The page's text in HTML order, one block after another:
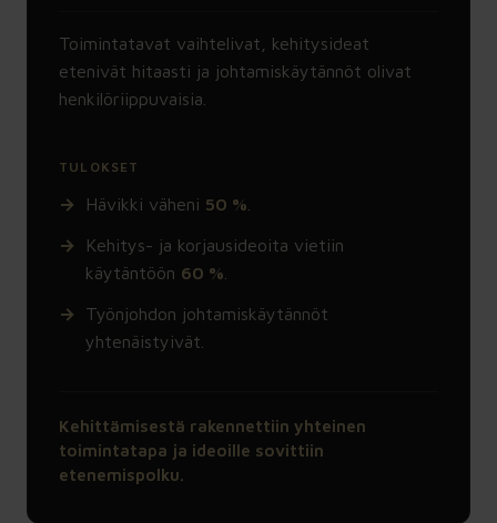
Toimintatavat vaihtelivat, kehitysideat
etenivät hitaasti ja johtamiskäytännöt olivat
henkilöriippuvaisia.
TULOKSET
Hävikki väheni 50 %
Kehitys- ja korjausideoita vietiin
käytäntöön 60 %
Työnjohdon johtamiskäytännöt
yhtenäistyivät.
Kehittämisestä rakennettiin yhteinen
toimintatapa ja ideoille sovittiin
etenemispolku.